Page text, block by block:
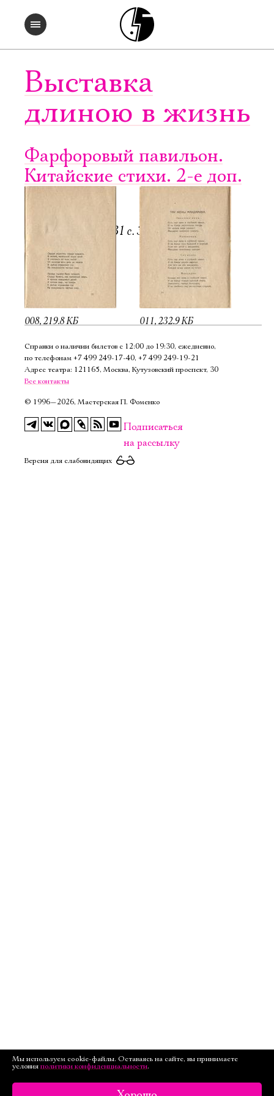
Выставка
длиною в жизнь
Фарфоровый павильон.
Китайские стихи. 2-е доп.
изд.
П.: Мысль, 1922. 31 с. 3500 экз.
008, 219.8 КБ 011, 232.9 КБ
Справки о наличии билетов с 12:00 до 19:30, ежедневно,
по телефонам +7 499 249‑17‑40, +7 499 249‑19‑21
Адрес театра: 121165, Москва, Кутузовский проспект, 30
Все контакты
© 1996—2026, Мастерская П. Фоменко
Подписаться
на рассылку
Версия для слабовидящих
Мы используем cookie-файлы. Оставаясь на сайте, вы принимаете
условия политики конфиденциальности.